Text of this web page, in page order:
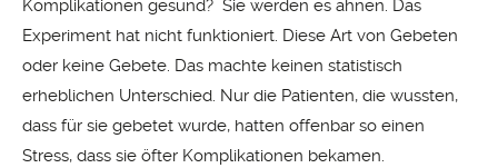
Komplikationen gesund? Sie werden es ahnen. Das
Experiment hat nicht funktioniert. Diese Art von Gebeten
oder keine Gebete. Das machte keinen statistisch
erheblichen Unterschied. Nur die Patienten, die wussten,
dass für sie gebetet wurde, hatten offenbar so einen
Stress, dass sie öfter Komplikationen bekamen.